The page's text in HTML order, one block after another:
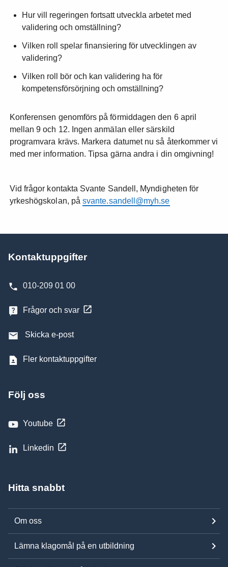
Hur vill regeringen fortsatt utveckla arbetet med
validering och omställning?
Vilken roll spelar finansiering för utvecklingen av
validering?
Vilken roll bör och kan validering ha för
kompetensförsörjning och omställning?
Konferensen genomförs på förmiddagen den 6 april
mellan 9 och 12. Ingen anmälan eller särskild
programvara krävs. Markera datumet nu så återkommer vi
med mer information. Tipsa gärna andra i din omgivning!
Vid frågor kontakta Svante Sandell, Myndigheten för
yrkeshögskolan, påsvante.sandell@myh.se
Kontaktuppgifter
010-209 01 00
Frågor och svar
Skicka e-post
Fler kontaktuppgifter
Följ oss
Youtube
Linkedin
Hitta snabbt
Om oss
Lämna klagomål på en utbildning